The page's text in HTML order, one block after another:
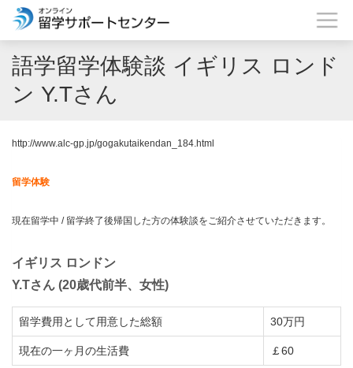
語学留学体験談 イギリス ロンド
ン Y.Tさん
http://www.alc-gp.jp/gogakutaikendan_184.html
留学体験
現在留学中 / 留学終了後帰国した方の体験談をご紹介させていただきます。
イギリス ロンドン
Y.Tさん (20歳代前半、女性)
留学費用として用意した総額 30万円
現在の一ヶ月の生活費 ￡60